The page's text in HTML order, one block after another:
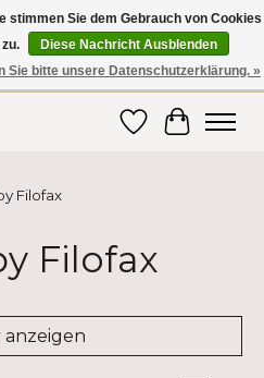
im Bereich Schule, Büro, Papier,
Sie Ihre Bestellung bequem nach
Wunschzettel
Ihr
Filofax
Filofax
anzeigen
stimmen Sie dem Gebrauch von Cookies
Diese Nachricht Ausblenden
Sie bitte unsere Datenschutzerklärung. »